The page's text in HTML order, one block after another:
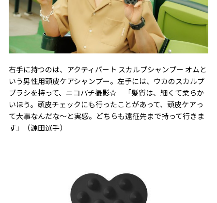
右手に持つのは、アクティバート スカルプシャンプー オムと
いう男性用頭皮ケアシャンプー。左手には、ウカのスカルプ
ブラシを持って、ニコパチ撮影☆
「髪質は、細くて柔らか
いほう。頭皮チェックにも行ったことがあって、頭皮ケアっ
て大事なんだな～と実感。どちらも遠征先まで持って行きま
す」（源田選手）